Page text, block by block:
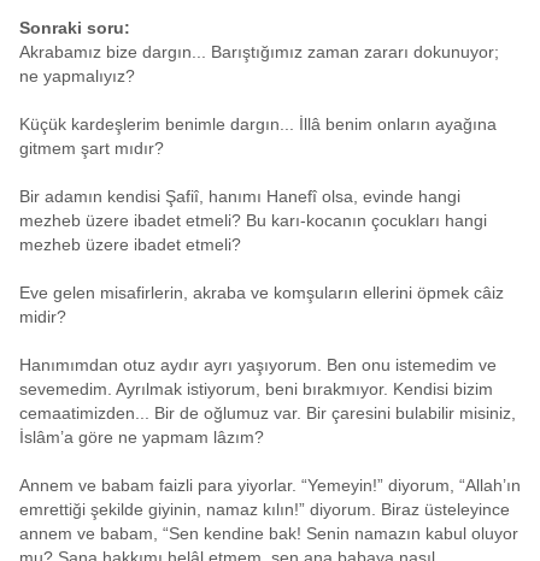
Sonraki soru:
Akrabamız bize dargın... Barıştığımız zaman zararı dokunuyor;
ne yapmalıyız?
Küçük kardeşlerim benimle dargın... İllâ benim onların ayağına
gitmem şart mıdır?
Bir adamın kendisi Şafiî, hanımı Hanefî olsa, evinde hangi
mezheb üzere ibadet etmeli? Bu karı-kocanın çocukları hangi
mezheb üzere ibadet etmeli?
Eve gelen misafirlerin, akraba ve komşuların ellerini öpmek câiz
midir?
Hanımımdan otuz aydır ayrı yaşıyorum. Ben onu istemedim ve
sevemedim. Ayrılmak istiyorum, beni bırakmıyor. Kendisi bizim
cemaatimizden... Bir de oğlumuz var. Bir çaresini bulabilir misiniz,
İslâm’a göre ne yapmam lâzım?
Annem ve babam faizli para yiyorlar. “Yemeyin!” diyorum, “Allah’ın
emrettiği şekilde giyinin, namaz kılın!” diyorum. Biraz üsteleyince
annem ve babam, “Sen kendine bak! Senin namazın kabul oluyor